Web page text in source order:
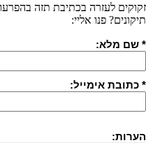
זקוקים לעזרה בכתיבת תזה
תיקונים? פנו אליי:
* שם מלא:
* כתובת אימייל:
הערות: